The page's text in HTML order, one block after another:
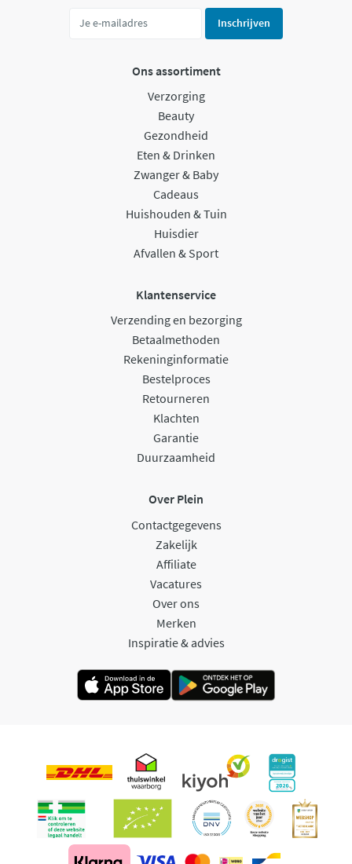
Inschrijven
Ons assortiment
Verzorging
Beauty
Gezondheid
Eten & Drinken
Zwanger & Baby
Cadeaus
Huishouden & Tuin
Huisdier
Afvallen & Sport
Klantenservice
Verzending en bezorging
Betaalmethoden
Rekeninginformatie
Bestelproces
Retourneren
Klachten
Garantie
Duurzaamheid
Over Plein
Contactgegevens
Zakelijk
Affiliate
Vacatures
Over ons
Merken
Inspiratie & advies